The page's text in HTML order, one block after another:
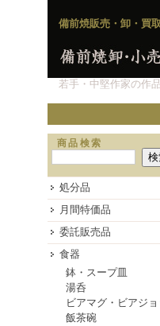
備前焼販売・卸・買
若手・中堅作家の作
商品検索
処分品
月間特価品
委託販売品
食器
鉢・スープ皿
湯呑
ビアマグ・ビアジ
飯茶碗